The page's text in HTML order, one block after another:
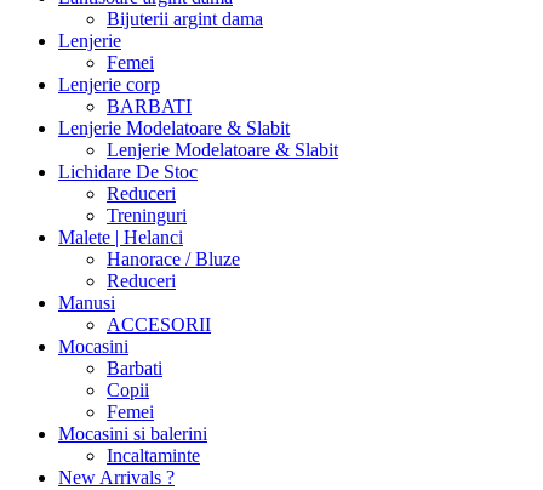
Bijuterii argint dama
Lenjerie
Femei
Lenjerie corp
BARBATI
Lenjerie Modelatoare & Slabit
Lenjerie Modelatoare & Slabit
Lichidare De Stoc
Reduceri
Treninguri
Malete | Helanci
Hanorace / Bluze
Reduceri
Manusi
ACCESORII
Mocasini
Barbati
Copii
Femei
Mocasini si balerini
Incaltaminte
New Arrivals ?